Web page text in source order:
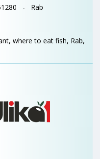
- Rab
where to eat fish, Rab,